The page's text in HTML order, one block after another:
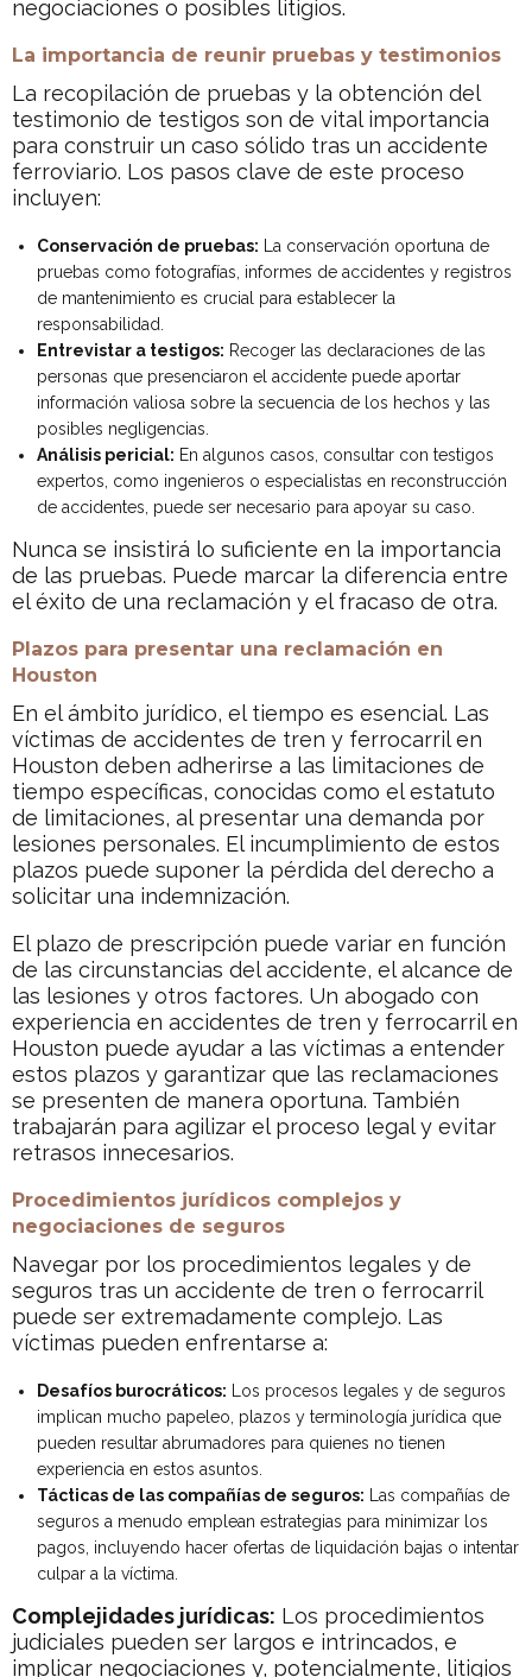
negociaciones o posibles litigios.
La importancia de reunir pruebas y testimonios
La recopilación de pruebas y la obtención del
testimonio de testigos son de vital importancia
para construir un caso sólido tras un accidente
ferroviario. Los pasos clave de este proceso
incluyen:
Conservación de pruebas: La conservación oportuna de
pruebas como fotografías, informes de accidentes y registros
de mantenimiento es crucial para establecer la
responsabilidad.
Entrevistar a testigos: Recoger las declaraciones de las
personas que presenciaron el accidente puede aportar
información valiosa sobre la secuencia de los hechos y las
posibles negligencias.
Análisis pericial: En algunos casos, consultar con testigos
expertos, como ingenieros o especialistas en reconstrucción
de accidentes, puede ser necesario para apoyar su caso.
Nunca se insistirá lo suficiente en la importancia
de las pruebas. Puede marcar la diferencia entre
el éxito de una reclamación y el fracaso de otra.
Plazos para presentar una reclamación en
Houston
En el ámbito jurídico, el tiempo es esencial. Las
víctimas de accidentes de tren y ferrocarril en
Houston deben adherirse a las limitaciones de
tiempo específicas, conocidas como el estatuto
de limitaciones, al presentar una demanda por
lesiones personales. El incumplimiento de estos
plazos puede suponer la pérdida del derecho a
solicitar una indemnización.
El plazo de prescripción puede variar en función
de las circunstancias del accidente, el alcance de
las lesiones y otros factores. Un abogado con
experiencia en accidentes de tren y ferrocarril en
Houston puede ayudar a las víctimas a entender
estos plazos y garantizar que las reclamaciones
se presenten de manera oportuna. También
trabajarán para agilizar el proceso legal y evitar
retrasos innecesarios.
Procedimientos jurídicos complejos y
negociaciones de seguros
Navegar por los procedimientos legales y de
seguros tras un accidente de tren o ferrocarril
puede ser extremadamente complejo. Las
víctimas pueden enfrentarse a:
Desafíos burocráticos: Los procesos legales y de seguros
implican mucho papeleo, plazos y terminología jurídica que
pueden resultar abrumadores para quienes no tienen
experiencia en estos asuntos.
Tácticas de las compañías de seguros: Las compañías de
seguros a menudo emplean estrategias para minimizar los
pagos, incluyendo hacer ofertas de liquidación bajas o intentar
culpar a la víctima.
Complejidades jurídicas: Los procedimientos
judiciales pueden ser largos e intrincados, e
implicar negociaciones y, potencialmente, litigios